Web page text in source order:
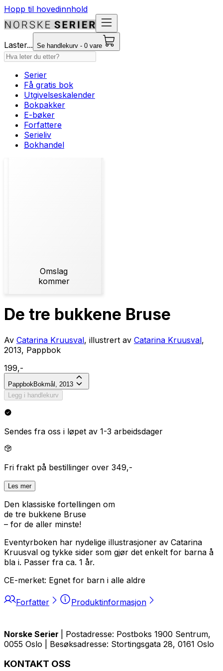
Hopp til hovedinnhold
Laster... Se handlekurv - 0 vare
Serier
Få gratis bok
Utgivelseskalender
Bokpakker
E-bøker
Forfattere
Serieliv
Bokhandel
Omslag
kommer
De tre bukkene Bruse
Av Catarina Kruusval, illustrert av Catarina Kruusval,
2013, Pappbok
199,-
PappbokBokmål, 2013
Legg i handlekurv
Sendes fra oss i løpet av 1-3 arbeidsdager
Fri frakt på bestillinger over 349,-
Les mer
Den klassiske fortellingen om
de tre bukkene Bruse
– for de aller minste!
Eventyrboken har nydelige illustrasjoner av Catarina
Kruusval og tykke sider som gjør det enkelt for barna å
bla i. Passer fra ca. 1 år.
CE-merket: Egnet for barn i alle aldre
Forfatter Produktinformasjon
Norske Serier
| Postadresse: Postboks 1900 Sentrum,
0055 Oslo | Besøksadresse: Stortingsgata 28, 0161 Oslo
KONTAKT OSS